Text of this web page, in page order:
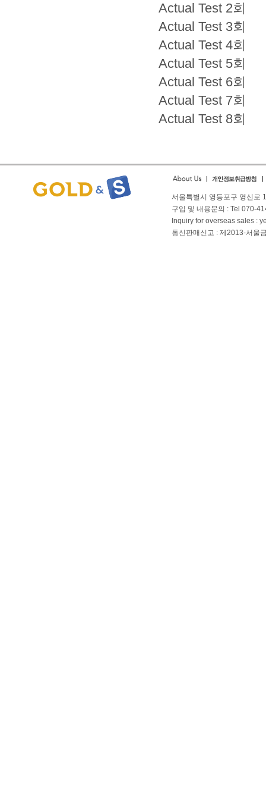
Actual Test 2회
Actual Test 3회
Actual Test 4회
Actual Test 5회
Actual Test 6회
Actual Test 7회
Actual Test 8회
서울특별시 영등포구 영신로
구입 및 내용문의 : Tel 070-
Inquiry for overseas sales :
통신판매신고 : 제2013-서울